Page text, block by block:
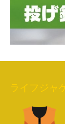
ライフジャ